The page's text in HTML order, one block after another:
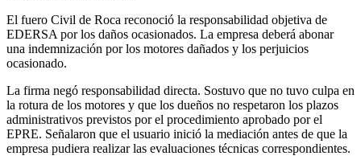
El fuero Civil de Roca reconoció la responsabilidad objetiva de
EDERSA por los daños ocasionados. La empresa deberá abonar
una indemnización por los motores dañados y los perjuicios
ocasionado.
La firma negó responsabilidad directa. Sostuvo que no tuvo culpa en
la rotura de los motores y que los dueños no respetaron los plazos
administrativos previstos por el procedimiento aprobado por el
EPRE. Señalaron que el usuario inició la mediación antes de que la
empresa pudiera realizar las evaluaciones técnicas correspondientes.